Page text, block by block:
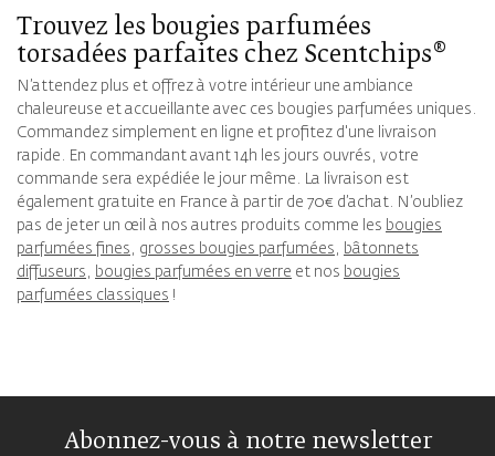
Trouvez les bougies parfumées
torsadées parfaites chez Scentchips®
N’attendez plus et offrez à votre intérieur une ambiance
chaleureuse et accueillante avec ces bougies parfumées uniques.
Commandez simplement en ligne et profitez d'une livraison
rapide. En commandant avant 14h les jours ouvrés, votre
commande sera expédiée le jour même. La livraison est
également gratuite en France à partir de 70€ d’achat. N’oubliez
pas de jeter un œil à nos autres produits comme les bougies
parfumées fines , grosses bougies parfumées , bâtonnets
diffuseurs , bougies parfumées en verre et nos bougies
parfumées classiques !
Abonnez-vous à notre newsletter